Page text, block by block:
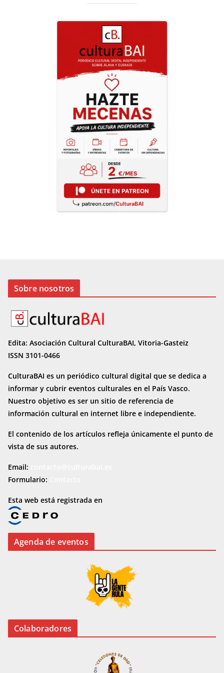
Sobre nosotros
Edita: Asociación Cultural CulturaBAI, Vitoria-Gasteiz
ISSN 3101-0466
CulturaBAI es un periódico cultural digital que se dedica a
informar y cubrir eventos culturales en el País Vasco.
Nuestro objetivo es ser un sitio de referencia de
información cultural en internet libre e independiente.
El contenido de los artículos refleja únicamente el punto de
vista de sus autores.
Email:
Formulario:
Esta web está registrada en
Agenda de eventos
Colaboradores